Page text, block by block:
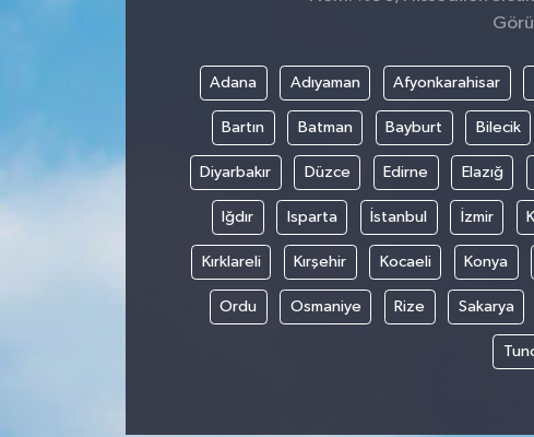
Adana Adıyaman Afyonkarahisar
Bartın Batman Bayburt Bilecik
Diyarbakır Düzce Edirne Elazığ
Iğdır Isparta İstanbul İzmir
Kırklareli Kırşehir Kocaeli Konya
Ordu Osmaniye Rize Sakarya